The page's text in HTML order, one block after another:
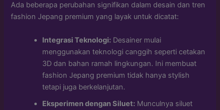
Ada beberapa perubahan signifikan dalam desain dan tren
fashion Jepang premium yang layak untuk dicatat:
Integrasi Teknologi: Desainer mulai
menggunakan teknologi canggih seperti cetakan
3D dan bahan ramah lingkungan. Ini membuat
fashion Jepang premium tidak hanya stylish
tetapi juga berkelanjutan.
Eksperimen dengan Siluet: Munculnya siluet